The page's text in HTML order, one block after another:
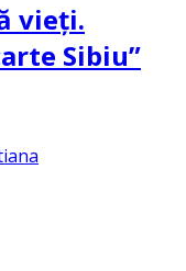
vieți.
Sibiu”